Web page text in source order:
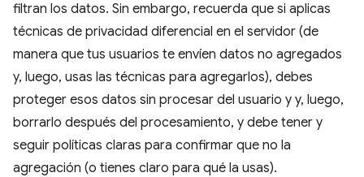
filtran los datos. Sin embargo, recuerda que si aplicas
técnicas de privacidad diferencial en el servidor (de
manera que tus usuarios te envíen datos no agregados
y, luego, usas las técnicas para agregarlos), debes
proteger esos datos sin procesar del usuario y y, luego,
borrarlo después del procesamiento, y debe tener y
seguir políticas claras para confirmar que no la
agregación (o tienes claro para qué la usas).